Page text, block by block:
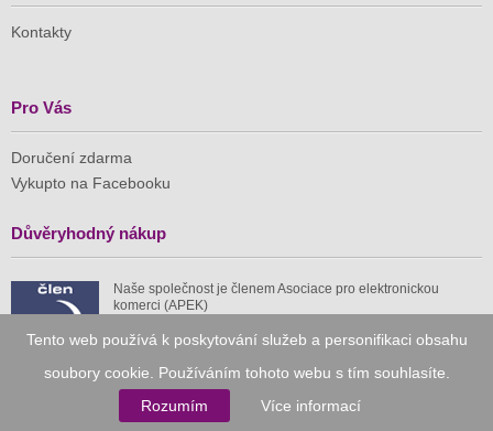
Tento web používá k poskytování služeb a personifikaci obsahu
soubory cookie. Používáním tohoto webu s tím souhlasíte.
Rozumím
Více informací
Kontakty
Pro Vás
Doručení zdarma
Vykupto na Facebooku
Důvěryhodný nákup
Naše společnost je členem Asociace pro elektronickou
komerci (APEK)
Již od roku 2010